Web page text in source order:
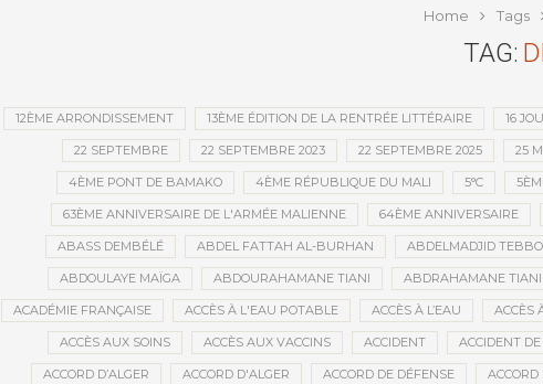
Home Tags
TAG:
12ÈME ARRONDISSEMENT 13ÈME ÉDITION DE LA RENTRÉE LITTÉRAIRE 16
22 SEPTEMBRE 22 SEPTEMBRE 2023 22 SEPTEMBRE 2025 25
4ÈME PONT DE BAMAKO 4ÈME RÉPUBLIQUE DU MALI 5°C
63ÈME ANNIVERSAIRE DE L'ARMÉE MALIENNE 64ÈME ANNIVERSAIRE
ABASS DEMBÉLÉ ABDEL FATTAH AL-BURHAN ABDELMADJID
ABDOULAYE MAÏGA ABDOURAHAMANE TIANI ABDRAHAMANE TIANI
ACADÉMIE FRANÇAISE ACCÈS À L'EAU POTABLE ACCÈS À L’EAU ACCÈS
ACCÈS AUX SOINS ACCÈS AUX VACCINS ACCIDENT ACCIDENT
ACCORD D’ALGER ACCORD D'ALGER ACCORD DE DÉFENSE ACCORD